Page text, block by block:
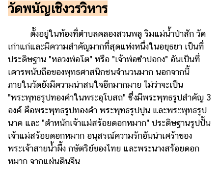
อาหาร
ง่ายๆ
ช้อป
ปิ้ง
รถยนต์
บ้าน
และ
ตกแต่ง
มือ
ถือ
วัดพนัญเชิงวรวิหาร
ตั้งอยู่ในท้องที่ตำบลคลองสวนพลู ริมแม่น้ำป่าสัก วัด
เก่าแก่และมีความสำคัญมากที่สุดแห่งหนึ่งในอยุธยา เป็นที่
ประดิษฐาน "หลวงพ่อโต" หรือ "เจ้าพ่อซำปอกง" อันเป็นที่
เคารพนับถือของพุทธศาสนิกชนจำนวนมาก นอกจากนี้
ภายในวัดยังมีความน่าสนใจอีกมากมาย ไม่ว่าจะเป็น
"พระพุทธรูปทองคำในพระอุโบสถ" ซึ่งมีพระพุทธรูปสำคัญ 3
องค์ คือพระพุทธรูปทองคำ พระพุทธรูปปูน และพระพุทธรูป
นาค และ "ตำหนักเจ้าแม่สร้อยดอกหมาก" ประดิษฐานรูปปั้น
เจ้าแม่สร้อยดอกหมาก อนุสรณ์ความรักอันน่าเศร้าของ
พระเจ้าสายน้ำผึ้ง กษัตริย์ของไทย และพระนางสร้อยดอก
หมาก จากแผ่นดินจีน